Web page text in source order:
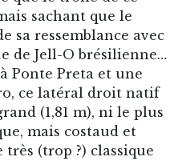
sachant que le
sa ressemblance avec
de Jell-O brésilienne…
Ponte Preta et une
ce latéral droit natif
(1,81 m), ni le plus
mais costaud et
(trop ?) classique